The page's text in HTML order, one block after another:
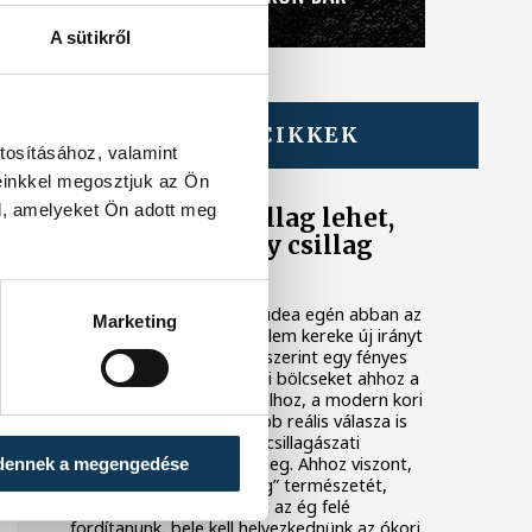
A sütikről
valamint
megosztjuk az Ön
amelyeket Ön adott meg
Marketing
a megengedése
TOVÁBBI CIKKEK
KARÁCSONY
A betlehemi csillag lehet,
hogy nem is egy csillag
volt
Vajon mi ragyoghatott Júdea egén abban az
időben, amikor a történelem kereke új irányt
vett? Máté evangéliuma szerint egy fényes
csillag vezette a napkeleti bölcseket ahhoz a
bizonyos betlehemi jászolhoz, a modern kori
tudománynak viszont több reális válasza is
van arra, hogy ez milyen csillagászati
jelenségnek felelhetett meg. Ahhoz viszont,
hogy megértsük a „csillag” természetét,
nem elég a távcsöveinket az ég felé